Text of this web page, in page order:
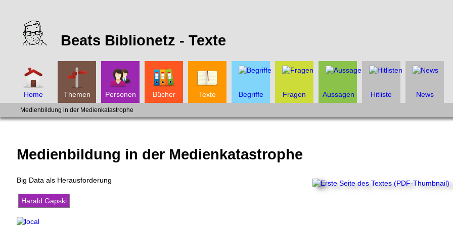
Beats Biblionetz - Texte
Home Themen Personen Bücher Texte Begriffe Fragen Aussagen Hitliste News
Medienbildung in der Medienkatastrophe
Medienbildung in der Medienkatastrophe
Big Data als Herausforderung
Harald Gapski